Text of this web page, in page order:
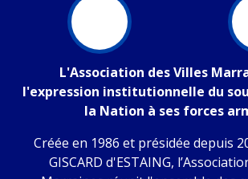
L'Association des Villes
l'expression institutionnelle du
la Nation à ses forces
Créée en 1986 et présidée depuis
GISCARD d'ESTAING,